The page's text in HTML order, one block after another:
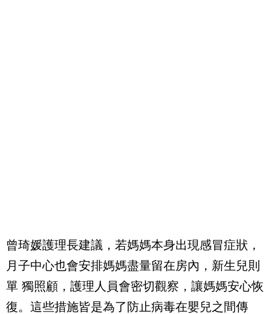
曾琦媛護理長建議，若媽媽本身出現感冒症狀，
月子中心也會安排媽媽盡量留在房內，新生兒則
單 獨照顧，護理人員會密切觀察，讓媽媽安心恢
復。這些措施皆是為了防止病毒在嬰兒之間傳